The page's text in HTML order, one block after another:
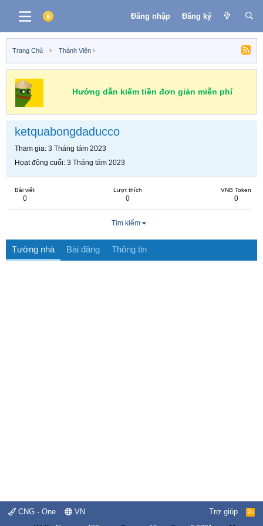
Đăng nhập Đăng ký
Trang Chủ Thành Viên
Hướng dẫn kiếm tiền đơn giản miễn phí
ketquabongdaducco
Tham gia 3 Tháng tám 2023
Hoạt động cuối 3 Tháng tám 2023
Bài viết
0
Lượt thích
0
VNB Token
0
Tìm kiếm
Tường nhà Bài đăng Thông tin
CNG - One VN Trợ giúp
R